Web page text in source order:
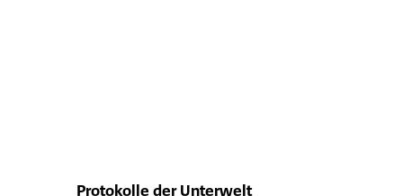
Protokolle der Unterwelt